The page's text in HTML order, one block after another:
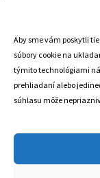
Aby sme vám poskytli
súbory cookie na
týmito technológiami
prehliadaní alebo
súhlasu môže